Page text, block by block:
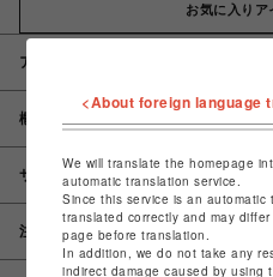
お気に入りア
アイテム説明 / 素材
概要
サイズ
注意事項
<About foreign language
We will translate the homepage
automatic translation service.
Since this service is an
translated correctly and may
page before translation.
In addition, we do not take any
indirect damage caused by using